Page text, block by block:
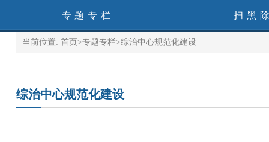
专题专栏 扫黑
当前位置: 首页 >专题专栏>综治中心规范化建设
综治中心规范化建设